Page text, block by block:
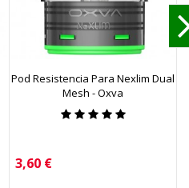
Pod Resistencia Para Nexlim Dual
Mesh - Oxva
Precio
3,60 €